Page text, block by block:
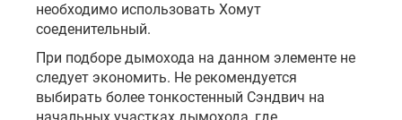
необходимо использовать Хомут
соеденительный.
При подборе дымохода на данном элементе не
следует экономить. Не рекомендуется
выбирать более тонкостенный Сэндвич на